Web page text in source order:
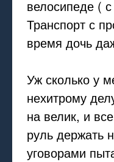
велосипеде (
Транспорт с
время дочь
Уж сколько у
нехитрому
на велик, и
руль держать
уговорами